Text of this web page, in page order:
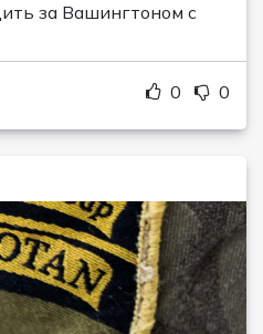
за Вашингтоном с
0 0